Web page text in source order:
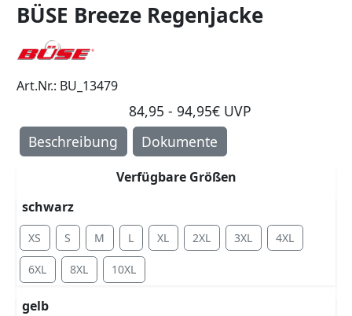
BÜSE Breeze Regenjacke
Art.Nr.: BU_13479
84,95 - 94,95€ UVP
Beschreibung
Dokumente
Verfügbare Größen
schwarz
XS S M L XL 2XL 3XL 4XL
6XL 8XL 10XL
gelb